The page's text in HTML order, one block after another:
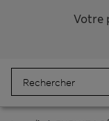
Votre